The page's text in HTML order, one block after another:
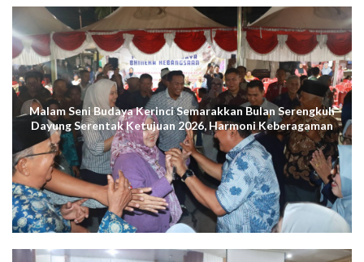
Malam Seni Budaya Kerinci Semarakkan Bulan Serengkuh
Dayung Serentak Ketujuan 2026, Harmoni Keberagaman
Terus Menggema di Kuala Tungkal